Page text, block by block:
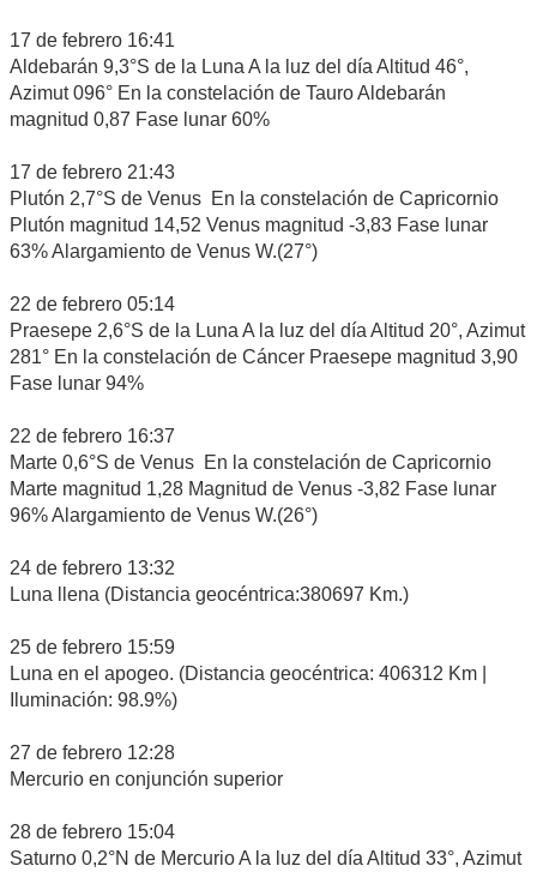
17 de febrero 16:41
Aldebarán 9,3°S de la Luna A la luz del día Altitud 46°,
Azimut 096° En la constelación de Tauro Aldebarán
magnitud 0,87 Fase lunar 60%
17 de febrero 21:43
Plutón 2,7°S de Venus En la constelación de Capricornio
Plutón magnitud 14,52 Venus magnitud -3,83 Fase lunar
63% Alargamiento de Venus W.(27°)
22 de febrero 05:14
Praesepe 2,6°S de la Luna A la luz del día Altitud 20°, Azimut
281° En la constelación de Cáncer Praesepe magnitud 3,90
Fase lunar 94%
22 de febrero 16:37
Marte 0,6°S de Venus En la constelación de Capricornio
Marte magnitud 1,28 Magnitud de Venus -3,82 Fase lunar
96% Alargamiento de Venus W.(26°)
24 de febrero 13:32
Luna llena (Distancia geocéntrica:380697 Km.)
25 de febrero 15:59
Luna en el apogeo. (Distancia geocéntrica: 406312 Km |
Iluminación: 98.9%)
27 de febrero 12:28
Mercurio en conjunción superior
28 de febrero 15:04
Saturno 0,2°N de Mercurio A la luz del día Altitud 33°, Azimut